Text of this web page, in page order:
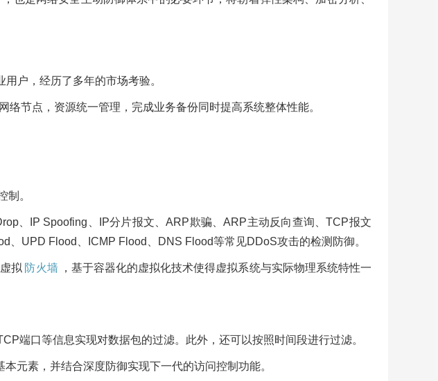
户，经历了多年的市场考验。
节点，资源统一管理，完成业务备份同时提高系统整体性能。
制。
、IP Spoofing、IP分片报文、ARP欺骗、ARP主动反向查询、TCP报文
UPD Flood、ICMP Flood、DNS Flood等常见DDoS攻击的检测防御。
拟 防火墙
，基于容器化的虚拟化技术使得虚拟系统与实际物理系统特性一
端口等信息实现对数据包的过滤。此外，还可以按照时间段进行过滤。
元素，并结合深度防御实现下一代的访问控制功能。